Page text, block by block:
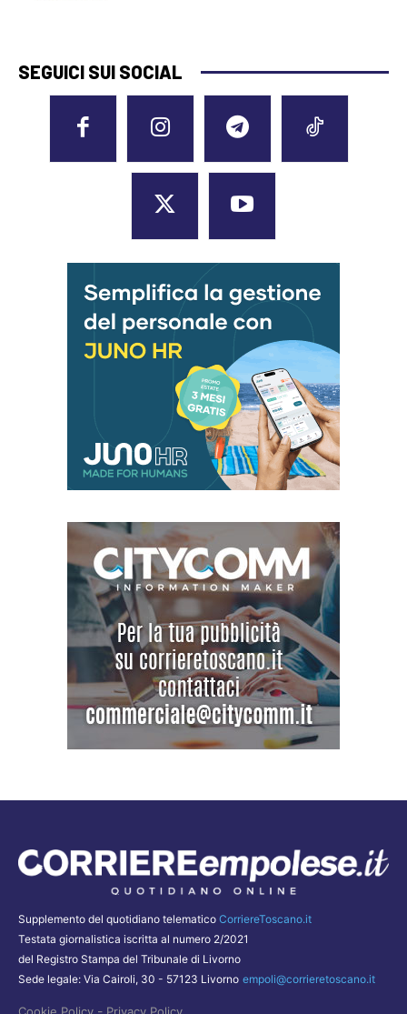
SEGUICI SUI SOCIAL
Supplemento del quotidiano telematico CorriereToscano.it
Testata giornalistica iscritta al numero 2/2021
del Registro Stampa del Tribunale di Livorno
Sede legale: Via Cairoli, 30 - 57123 Livorno empoli@corrieretoscano.it